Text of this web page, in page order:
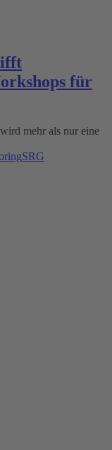
für
mehr als nur eine
SRG